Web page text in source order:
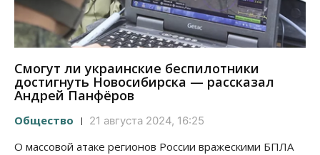
Смогут ли украинские беспилотники
достигнуть Новосибирска — рассказал
Андрей Панфёров
Общество 21 августа 2024, 16:25
О массовой атаке регионов России вражескими БПЛА